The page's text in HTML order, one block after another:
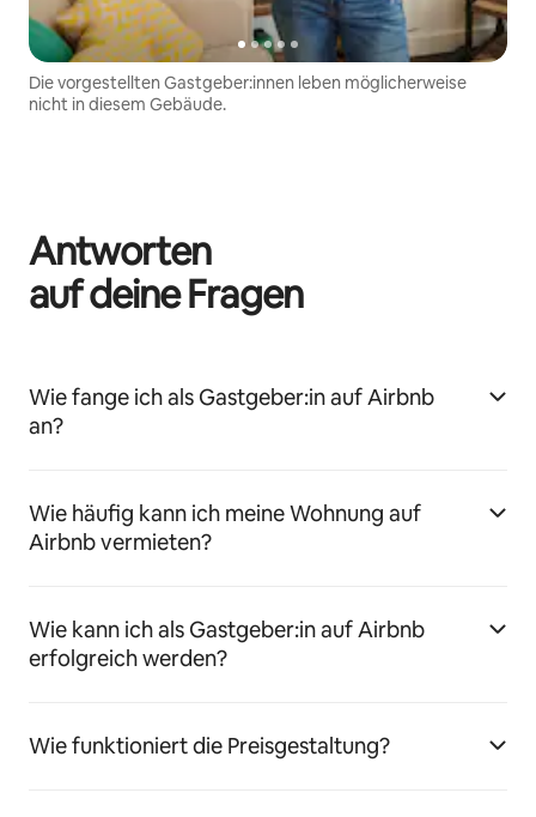
Die vorgestellten Gastgeber:innen leben möglicherweise
nicht in diesem Gebäude.
Antworten
auf deine Fragen
Wie fange ich als Gastgeber:in auf Airbnb
an?
Wie häufig kann ich meine Wohnung auf
Airbnb vermieten?
Wie kann ich als Gastgeber:in auf Airbnb
erfolgreich werden?
Wie funktioniert die Preisgestaltung?